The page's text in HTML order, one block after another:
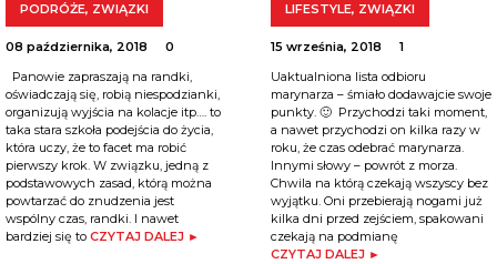
PODRÓŻE, ZWIĄZKI
08 października, 2018
0
Panowie zapraszają na randki,
oświadczają się, robią niespodzianki,
organizują wyjścia na kolacje itp…. to
taka stara szkoła podejścia do życia,
która uczy, że to facet ma robić
pierwszy krok. W związku, jedną z
podstawowych zasad, którą można
powtarzać do znudzenia jest
wspólny czas, randki. I nawet
bardziej się to CZYTAJ DALEJ ►
LIFESTYLE, ZWIĄZKI
15 września, 2018
1
Uaktualniona lista odbioru
marynarza – śmiało dodawajcie swoje
punkty. 🙂 Przychodzi taki moment,
a nawet przychodzi on kilka razy w
roku, że czas odebrać marynarza.
Innymi słowy – powrót z morza.
Chwila na którą czekają wszyscy bez
wyjątku. Oni przebierają nogami już
kilka dni przed zejściem, spakowani
czekają na podmianę
CZYTAJ DALEJ ►